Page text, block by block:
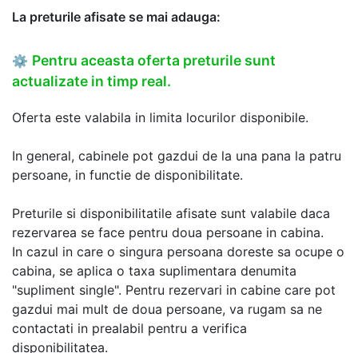
La preturile afisate se mai adauga:
⚙ Pentru aceasta oferta preturile sunt
actualizate in timp real.
Oferta este valabila in limita locurilor disponibile.
In general, cabinele pot gazdui de la una pana la patru
persoane, in functie de disponibilitate.
Preturile si disponibilitatile afisate sunt valabile daca
rezervarea se face pentru doua persoane in cabina.
In cazul in care o singura persoana doreste sa ocupe o
cabina, se aplica o taxa suplimentara denumita
"supliment single". Pentru rezervari in cabine care pot
gazdui mai mult de doua persoane, va rugam sa ne
contactati in prealabil pentru a verifica
disponibilitatea.